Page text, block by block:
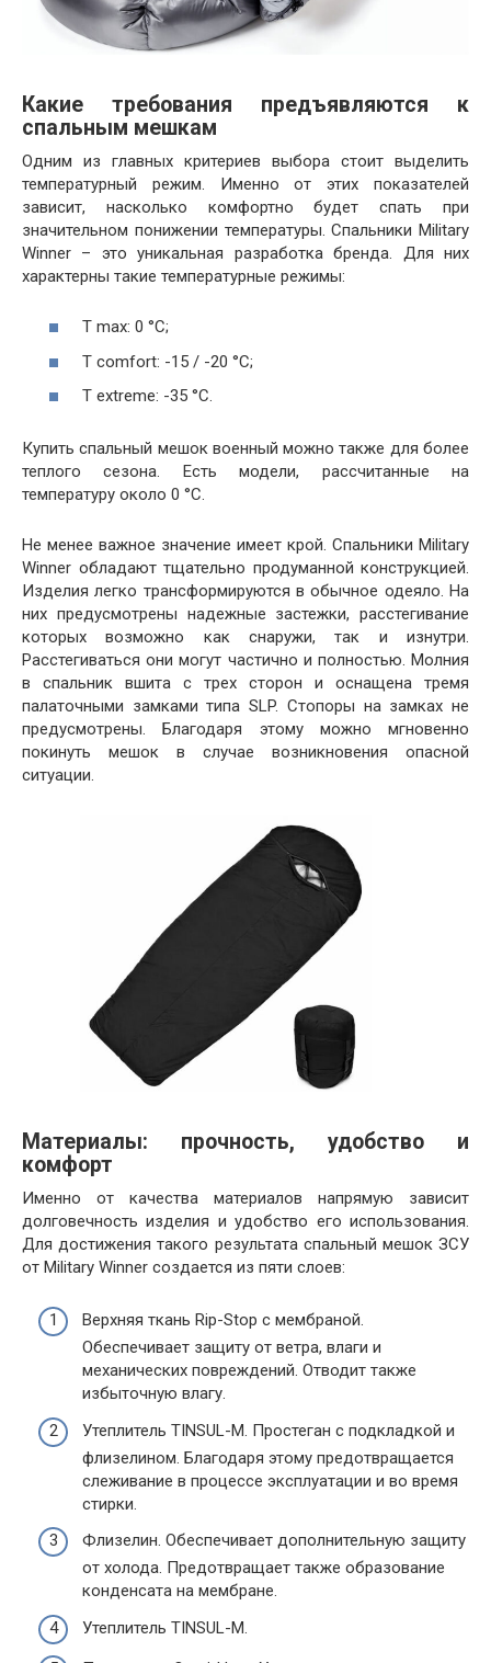
Какие требования предъявляются к
спальным мешкам
Одним из главных критериев выбора стоит выделить
температурный режим. Именно от этих показателей
зависит, насколько комфортно будет спать при
значительном понижении температуры. Спальники Military
Winner – это уникальная разработка бренда. Для них
характерны такие температурные режимы:
T max: 0 °C;
T comfort: -15 / -20 °C;
T extreme: -35 °C.
Купить спальный мешок военный можно также для более
теплого сезона. Есть модели, рассчитанные на
температуру около 0 °C.
Не менее важное значение имеет крой. Спальники Military
Winner обладают тщательно продуманной конструкцией.
Изделия легко трансформируются в обычное одеяло. На
них предусмотрены надежные застежки, расстегивание
которых возможно как снаружи, так и изнутри.
Расстегиваться они могут частично и полностью. Молния
в спальник вшита с трех сторон и оснащена тремя
палаточными замками типа SLP. Стопоры на замках не
предусмотрены. Благодаря этому можно мгновенно
покинуть мешок в случае возникновения опасной
ситуации.
Материалы: прочность, удобство и
комфорт
Именно от качества материалов напрямую зависит
долговечность изделия и удобство его использования.
Для достижения такого результата спальный мешок ЗСУ
от Military Winner создается из пяти слоев:
Верхняя ткань Rip-Stop с мембраной.
Обеспечивает защиту от ветра, влаги и
механических повреждений. Отводит также
избыточную влагу.
Утеплитель TINSUL-M. Простеган с подкладкой и
флизелином. Благодаря этому предотвращается
слеживание в процессе эксплуатации и во время
стирки.
Флизелин. Обеспечивает дополнительную защиту
от холода. Предотвращает также образование
конденсата на мембране.
Утеплитель TINSUL-M.